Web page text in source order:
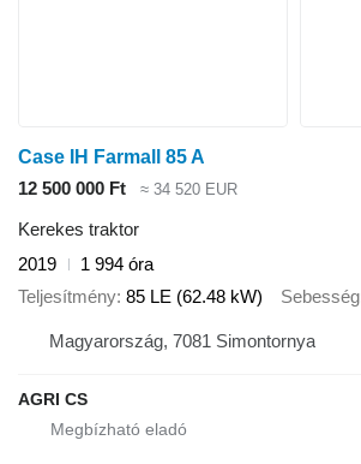
Case IH Farmall 85 A
12 500 000 Ft
≈ 34 520 EUR
Kerekes traktor
2019
1 994 óra
Teljesítmény 85 LE (62.48 kW) Sebesség
Magyarország, 7081 Simontornya
AGRI CS